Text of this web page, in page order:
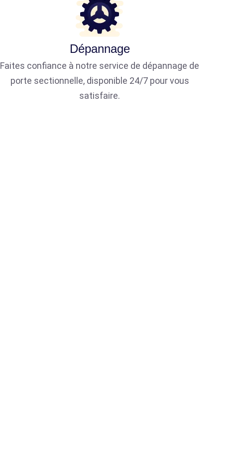
Dépannage
Faites confiance à notre service de dépannage de
porte sectionnelle, disponible 24/7 pour vous
satisfaire.